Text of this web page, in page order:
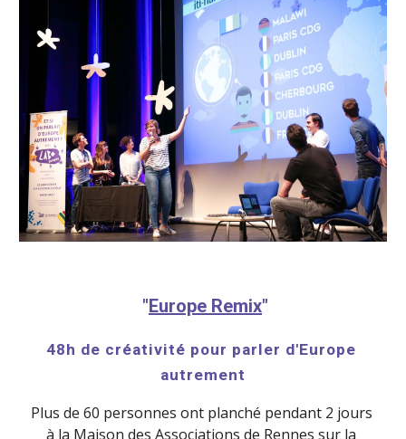
"Europe Remix"
48h de créativité pour parler d'Europe
autrement
Plus de 60 personnes ont planché pendant 2 jours
à la Maison des Associations de Rennes sur la